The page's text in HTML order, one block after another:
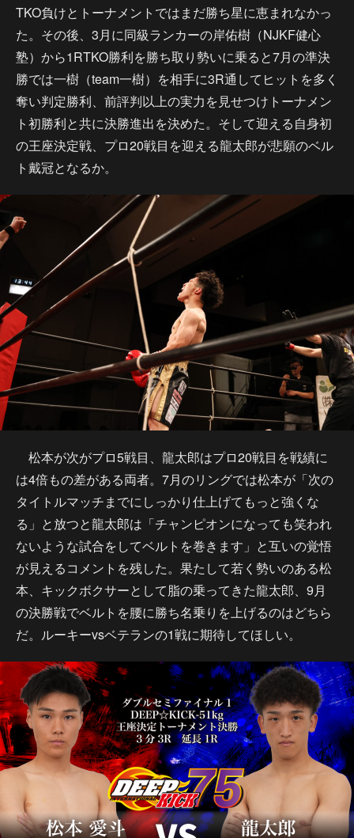
TKO負けとトーナメントではまだ勝ち星に恵まれなかっ
た。その後、3月に同級ランカーの岸佑樹（NJKF健心
塾）から1RTKO勝利を勝ち取り勢いに乗ると7月の準決
勝では一樹（team一樹）を相手に3R通してヒットを多く
奪い判定勝利、前評判以上の実力を見せつけトーナメン
ト初勝利と共に決勝進出を決めた。そして迎える自身初
の王座決定戦、プロ20戦目を迎える龍太郎が悲願のベル
ト戴冠となるか。
松本が次がプロ5戦目、龍太郎はプロ20戦目を戦績に
は4倍もの差がある両者。7月のリングでは松本が「次の
タイトルマッチまでにしっかり仕上げてもっと強くな
る」と放つと龍太郎は「チャンピオンになっても笑われ
ないような試合をしてベルトを巻きます」と互いの覚悟
が見えるコメントを残した。果たして若く勢いのある松
本、キックボクサーとして脂の乗ってきた龍太郎、9月
の決勝戦でベルトを腰に勝ち名乗りを上げるのはどちら
だ。ルーキーvsベテランの1戦に期待してほしい。